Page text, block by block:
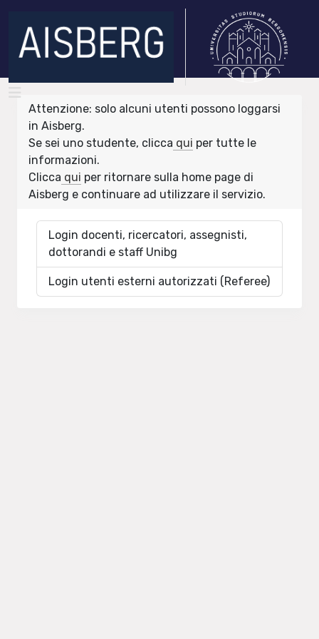
Attenzione: solo alcuni utenti possono loggarsi
in Aisberg.
Se sei uno studente, clicca qui per tutte le
informazioni.
Clicca qui per ritornare sulla home page di
Aisberg e continuare ad utilizzare il servizio.
Login docenti, ricercatori, assegnisti,
dottorandi e staff Unibg
Login utenti esterni autorizzati (Referee)